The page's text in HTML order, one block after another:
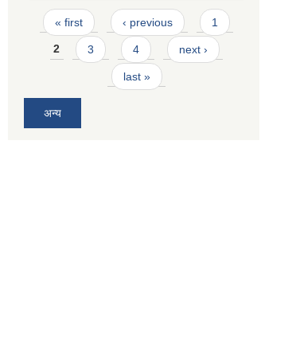
Pages
« first ‹ previous 1
2 3 4 next ›
last »
अन्य